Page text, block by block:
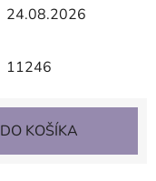
24.08.2026
11246
DO KOŠÍKA